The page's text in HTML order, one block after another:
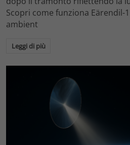
Scopri come funziona Eärendil-
ambient
Leggi di più